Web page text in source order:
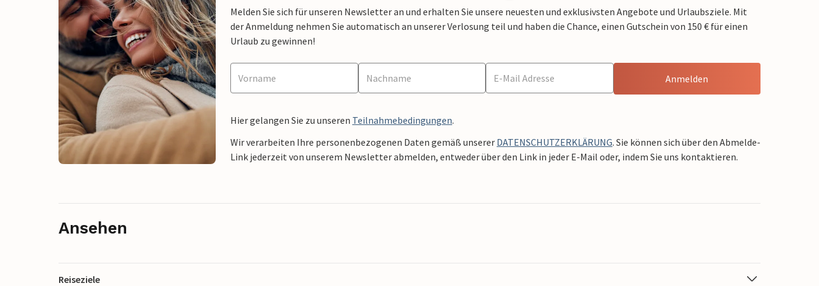
Melden Sie sich für unseren Newsletter an und erhalten Sie unsere neuesten und exklusivsten Angebote und Urlaubsziele. Mit
der Anmeldung nehmen Sie automatisch an unserer Verlosung teil und haben die Chance, einen Gutschein von 150 € für einen
Urlaub zu gewinnen!
Anmelden
Hier gelangen Sie zu unseren Teilnahmebedingungen.
Wir verarbeiten Ihre personenbezogenen Daten gemäß unserer DATENSCHUTZERKLÄRUNG. Sie können sich über den Abmelde-
Link jederzeit von unserem Newsletter abmelden, entweder über den Link in jeder E-Mail oder, indem Sie uns kontaktieren.
Ansehen
Reiseziele